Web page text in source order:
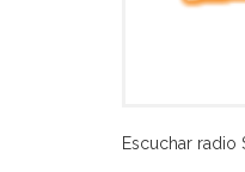
Escuchar radio